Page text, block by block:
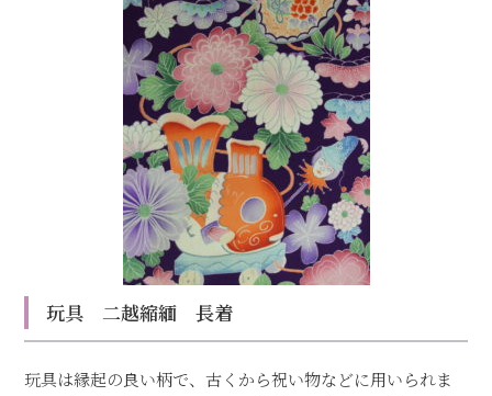
玩具 二越縮緬 長着
玩具は縁起の良い柄で、古くから祝い物などに用いられま